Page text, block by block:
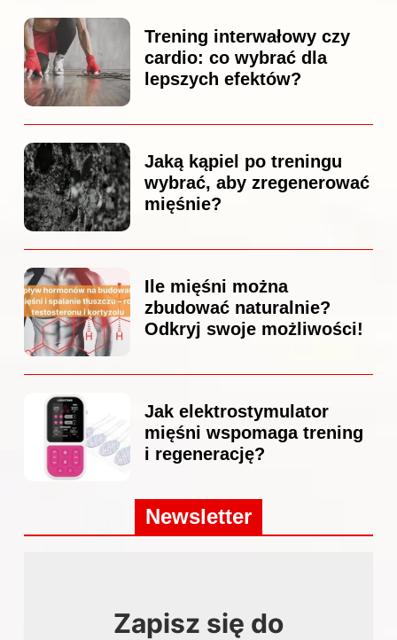
Trening interwałowy czy
cardio: co wybrać dla
lepszych efektów?
Jaką kąpiel po treningu
wybrać, aby zregenerować
mięśnie?
Ile mięśni można
zbudować naturalnie?
Odkryj swoje możliwości!
Jak elektrostymulator
mięśni wspomaga trening
i regenerację?
Newsletter
Zapisz się do